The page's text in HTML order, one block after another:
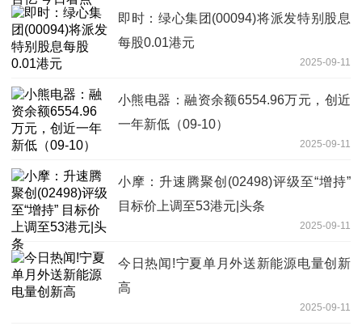
即时：绿心集团(00094)将派发特别股息
每股0.01港元
2025-09-11
小熊电器：融资余额6554.96万元，创近
一年新低（09-10）
2025-09-11
小摩：升速腾聚创(02498)评级至“增持”
目标价上调至53港元|头条
2025-09-11
今日热闻!宁夏单月外送新能源电量创新
高
2025-09-11